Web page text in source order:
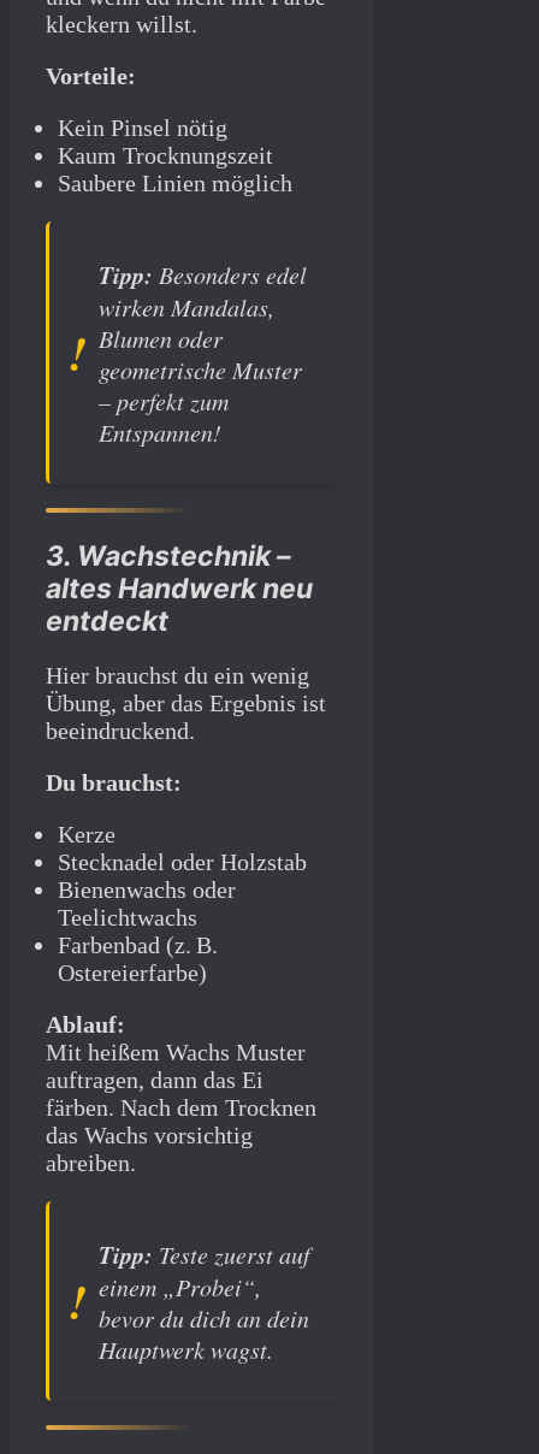
kleckern willst.
Vorteile:
Kein Pinsel nötig
Kaum Trocknungszeit
Saubere Linien möglich
Tipp: Besonders edel
wirken Mandalas,
Blumen oder
geometrische Muster
– perfekt zum
Entspannen!
3. Wachstechnik –
altes Handwerk neu
entdeckt
Hier brauchst du ein wenig
Übung, aber das Ergebnis ist
beeindruckend.
Du brauchst:
Kerze
Stecknadel oder Holzstab
Bienenwachs oder
Teelichtwachs
Farbenbad (z. B.
Ostereierfarbe)
Ablauf:
Mit heißem Wachs Muster
auftragen, dann das Ei
färben. Nach dem Trocknen
das Wachs vorsichtig
abreiben.
Tipp: Teste zuerst auf
einem „Probei“,
bevor du dich an dein
Hauptwerk wagst.